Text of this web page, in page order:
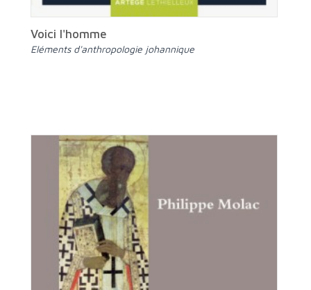
Voici l'homme
Eléments d'anthropologie johannique